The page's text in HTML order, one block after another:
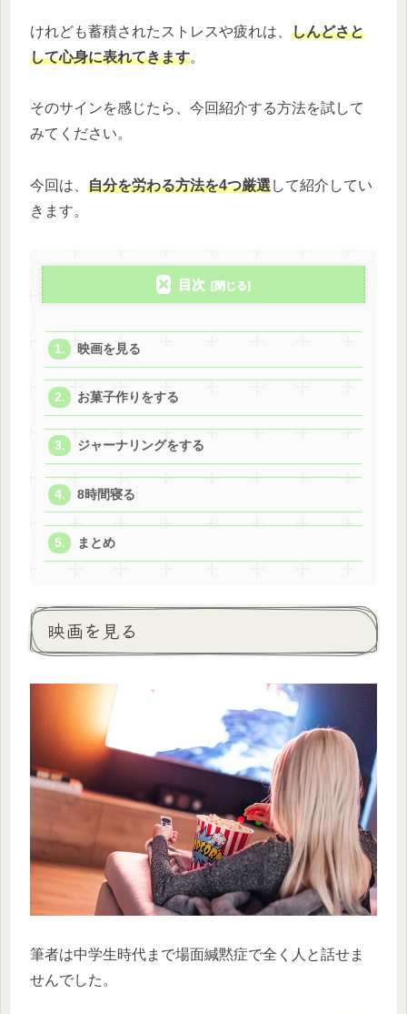
けれども蓄積されたストレスや疲れは、 しんどさと
して心身に表れてきます。
そのサインを感じたら、今回紹介する方法を試して
みてください。
今回は、 自分を労わる方法を4つ厳選して紹介してい
きます。
目次
映画を見る
お菓子作りをする
ジャーナリングをする
8時間寝る
まとめ
映画を見る
筆者は中学生時代まで場面緘黙症で全く人と話せま
せんでした。